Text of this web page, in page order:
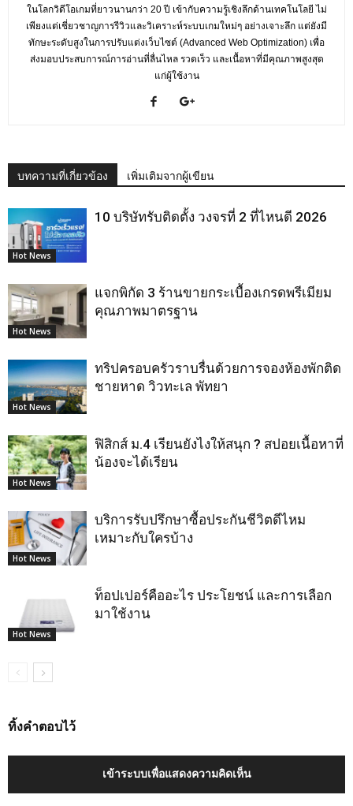
ในโลกวิดีโอเกมที่ยาวนานกว่า 20 ปี เข้ากับความรู้เชิงลึกด้านเทคโนโลยี ไม่
เพียงแต่เชี่ยวชาญการรีวิวและวิเคราะห์ระบบเกมใหม่ๆ อย่างเจาะลึก แต่ยังมี
ทักษะระดับสูงในการปรับแต่งเว็บไซต์ (Advanced Web Optimization) เพื่อ
ส่งมอบประสบการณ์การอ่านที่ลื่นไหล รวดเร็ว และเนื้อหาที่มีคุณภาพสูงสุด
แก่ผู้ใช้งาน
บทความที่เกี่ยวข้อง เพิ่มเติมจากผู้เขียน
Hot News
10 บริษัทรับติดตั้ง วงจรที่ 2 ที่ไหนดี 2026
Hot News
แจกพิกัด 3 ร้านขายกระเบื้องเกรดพรีเมียม
คุณภาพมาตรฐาน
Hot News
ทริปครอบครัวราบรื่นด้วยการจองห้องพักติด
ชายหาด วิวทะเล พัทยา
Hot News
ฟิสิกส์ ม.4 เรียนยังไงให้สนุก ? สปอยเนื้อหาที่
น้องจะได้เรียน
Hot News
บริการรับปรึกษาซื้อประกันชีวิตดีไหม
เหมาะกับใครบ้าง
Hot News
ท็อปเปอร์คืออะไร ประโยชน์ และการเลือก
มาใช้งาน
ทิ้งคำตอบไว้
เข้าระบบเพื่อแสดงความคิดเห็น